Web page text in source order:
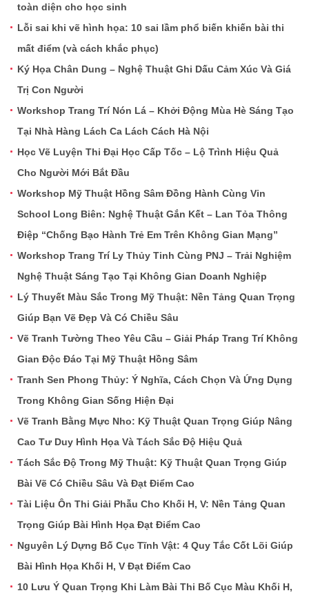
toàn diện cho học sinh
Lỗi sai khi vẽ hình họa: 10 sai lầm phổ biến khiến bài thi
mất điểm (và cách khắc phục)
Ký Họa Chân Dung – Nghệ Thuật Ghi Dấu Cảm Xúc Và Giá
Trị Con Người
Workshop Trang Trí Nón Lá – Khởi Động Mùa Hè Sáng Tạo
Tại Nhà Hàng Lách Ca Lách Cách Hà Nội
Học Vẽ Luyện Thi Đại Học Cấp Tốc – Lộ Trình Hiệu Quả
Cho Người Mới Bắt Đầu
Workshop Mỹ Thuật Hồng Sâm Đồng Hành Cùng Vin
School Long Biên: Nghệ Thuật Gắn Kết – Lan Tỏa Thông
Điệp “Chống Bạo Hành Trẻ Em Trên Không Gian Mạng”
Workshop Trang Trí Ly Thủy Tinh Cùng PNJ – Trải Nghiệm
Nghệ Thuật Sáng Tạo Tại Không Gian Doanh Nghiệp
Lý Thuyết Màu Sắc Trong Mỹ Thuật: Nền Tảng Quan Trọng
Giúp Bạn Vẽ Đẹp Và Có Chiều Sâu
Vẽ Tranh Tường Theo Yêu Cầu – Giải Pháp Trang Trí Không
Gian Độc Đáo Tại Mỹ Thuật Hồng Sâm
Tranh Sen Phong Thủy: Ý Nghĩa, Cách Chọn Và Ứng Dụng
Trong Không Gian Sống Hiện Đại
Vẽ Tranh Bằng Mực Nho: Kỹ Thuật Quan Trọng Giúp Nâng
Cao Tư Duy Hình Họa Và Tách Sắc Độ Hiệu Quả
Tách Sắc Độ Trong Mỹ Thuật: Kỹ Thuật Quan Trọng Giúp
Bài Vẽ Có Chiều Sâu Và Đạt Điểm Cao
Tài Liệu Ôn Thi Giải Phẫu Cho Khối H, V: Nền Tảng Quan
Trọng Giúp Bài Hình Họa Đạt Điểm Cao
Nguyên Lý Dựng Bố Cục Tĩnh Vật: 4 Quy Tắc Cốt Lõi Giúp
Bài Hình Họa Khối H, V Đạt Điểm Cao
10 Lưu Ý Quan Trọng Khi Làm Bài Thi Bố Cục Màu Khối H,